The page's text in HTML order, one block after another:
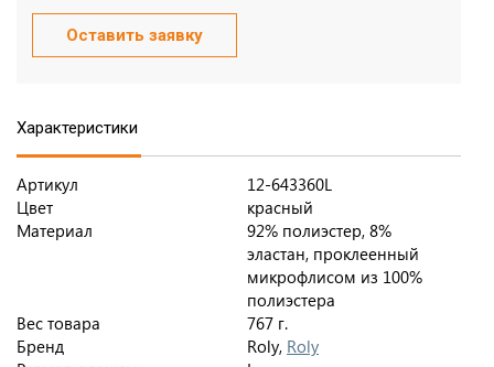
Оставить заявку
Характеристики
Артикул
12-643360L
Цвет
красный
Материал
92% полиэстер, 8%
эластан, проклеенный
микрофлисом из 100%
полиэстера
Вес товара
767 г.
Бренд
Roly, Roly